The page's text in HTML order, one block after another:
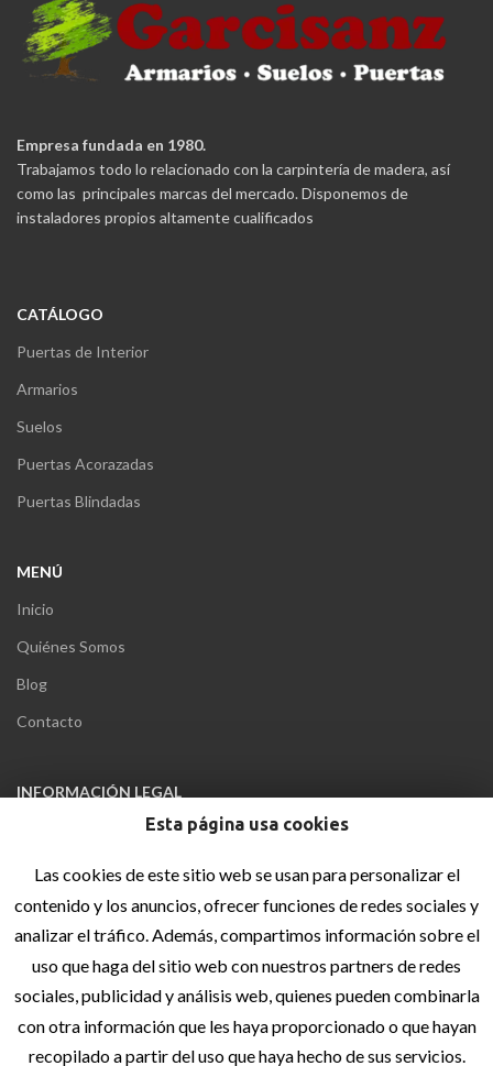
Empresa fundada en 1980.
Trabajamos todo lo relacionado con la carpintería de madera, así
como las principales marcas del mercado. Disponemos de
instaladores propios altamente cualificados
CATÁLOGO
Puertas de Interior
Armarios
Suelos
Puertas Acorazadas
Puertas Blindadas
MENÚ
Inicio
Quiénes Somos
Blog
Contacto
INFORMACIÓN LEGAL
Política de privacidad
Política de cookies
Accesibilidad
Sitemap
Esta página usa cookies
Las cookies de este sitio web se usan para personalizar el
contenido y los anuncios, ofrecer funciones de redes sociales y
analizar el tráfico. Además, compartimos información sobre el
uso que haga del sitio web con nuestros partners de redes
sociales, publicidad y análisis web, quienes pueden combinarla
con otra información que les haya proporcionado o que hayan
recopilado a partir del uso que haya hecho de sus servicios.